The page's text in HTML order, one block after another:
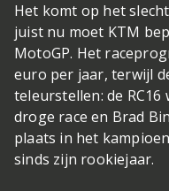
Het komt op het
juist nu moet KTM
MotoGP. Het
euro per jaar, terwijl
teleurstellen: de
droge race en Brad
plaats in het
sinds zijn rookiejaar.